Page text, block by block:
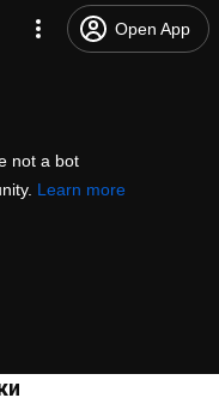
Open App
not a bot
Learn more